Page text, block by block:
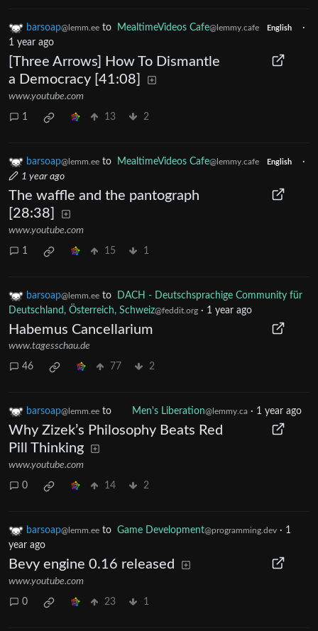
barsoap@lemm.ee to MealtimeVideos Cafe@lemmy.cafe English
·
1 year ago
[Three Arrows] How To Dismantle
a Democracy [41:08]
www.youtube.com
1 13 2
barsoap@lemm.ee to MealtimeVideos Cafe@lemmy.cafe English
·
1 year ago
The waffle and the pantograph
[28:38]
www.youtube.com
1 15 1
barsoap@lemm.ee to
DACH - Deutschsprachige Community für
Deutschland, Österreich, Schweiz@feddit.org · 1 year ago
Habemus Cancellarium
www.tagesschau.de
46 77 2
barsoap@lemm.ee to Men's Liberation@lemmy.ca · 1 year ago
Why Zizek’s Philosophy Beats Red
Pill Thinking
www.youtube.com
0 14 2
barsoap@lemm.ee to Game Development@programming.dev · 1
year ago
Bevy engine 0.16 released
www.youtube.com
0 23 1